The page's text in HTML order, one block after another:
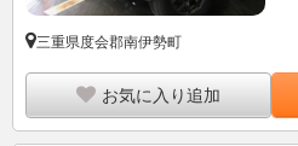
三重県度会郡南伊勢町
お気に入り追加